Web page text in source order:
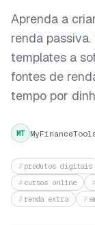
Aprenda a
renda
templates a
fontes de
tempo por
MT
produtos digitais
cursos online
renda extra